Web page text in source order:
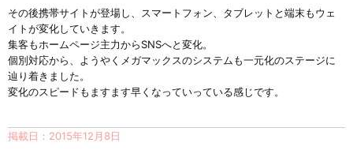
その後携帯サイトが登場し、スマートフォン、タブレットと端末もウェ
イトが変化していきます。
集客もホームページ主力からSNSへと変化。
個別対応から、ようやくメガマックスのシステムも一元化のステージに
辿り着きました。
変化のスピードもますます早くなっていっている感じです。
掲載日：2015年12月8日